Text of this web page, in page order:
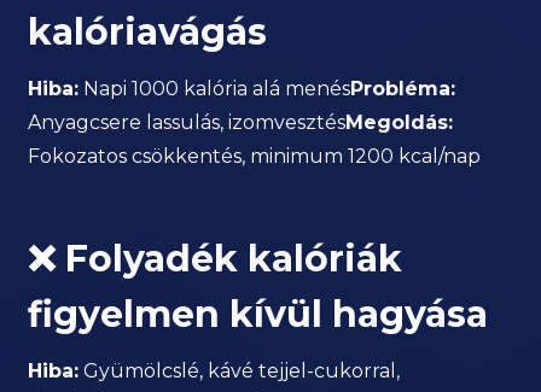
kalóriavágás
Hiba: Napi 1000 kalória alá menésProbléma:
Anyagcsere lassulás, izomvesztésMegoldás:
Fokozatos csökkentés, minimum 1200 kcal/nap
❌ Folyadék kalóriák
figyelmen kívül hagyása
Hiba: Gyümölcslé, kávé tejjel-cukorral,